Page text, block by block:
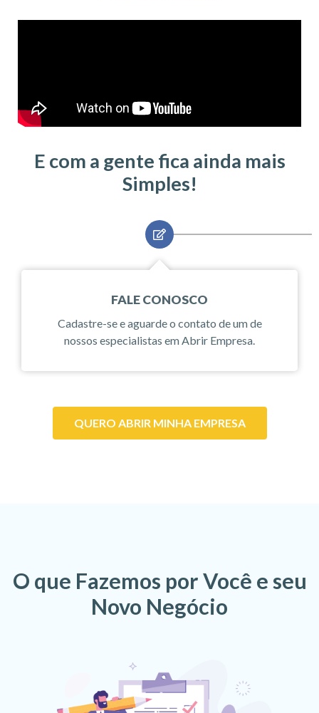
E com a gente fica ainda mais
Simples!
FALE CONOSCO
Cadastre-se e aguarde o contato de um de
nossos especialistas em Abrir Empresa.
QUERO ABRIR MINHA EMPRESA
O que Fazemos por Você e seu
Novo Negócio